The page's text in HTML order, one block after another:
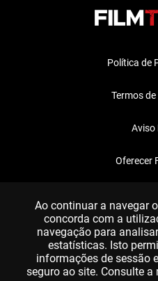
Política de
Termos
Aviso
Oferecer
Ao continuar a navegar
concorda com a
navegação para
estatísticas. Isto
informações de sessão
seguro ao site. Consulte a